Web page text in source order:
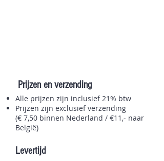
Prijzen en verzending
Alle prijzen zijn inclusief 21% btw
Prijzen zijn exclusief verzending
(€ 7,50 binnen Nederland / €11,- naar
België)
Levertijd